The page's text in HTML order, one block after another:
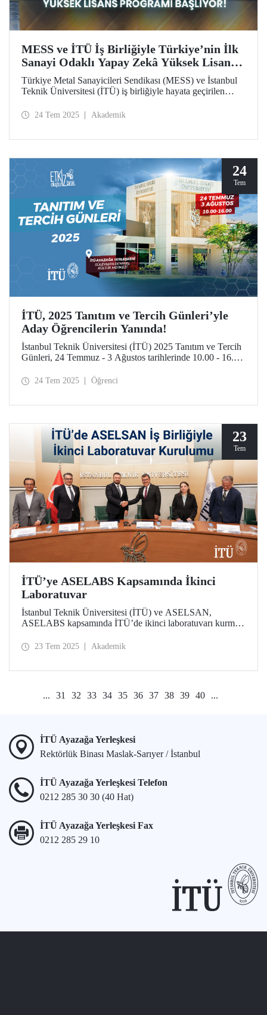
MESS ve İTÜ İş Birliğiyle Türkiye’nin İlk
Sanayi Odaklı Yapay Zekâ Yüksek Lisans
Programı Başlıyor!
Türkiye Metal Sanayicileri Sendikası (MESS) ve İstanbul
Teknik Üniversitesi (İTÜ) iş birliğiyle hayata geçirilen
olmak üzere özel sektördeki profesyonellere bu alanda
24 Tem 2025 Akademik
24
Tem
İTÜ, 2025 Tanıtım ve Tercih Günleri’yle
Aday Öğrencilerin Yanında!
İstanbul Teknik Üniversitesi (İTÜ) 2025 Tanıtım ve Tercih
Günleri, 24 Temmuz - 3 Ağustos tarihlerinde 10.00 - 16.00
yerleşkelerine bekliyor.
24 Tem 2025 Öğrenci
23
Tem
İTÜ’ye ASELABS Kapsamında İkinci
Laboratuvar
İstanbul Teknik Üniversitesi (İTÜ) ve ASELSAN,
ASELABS kapsamında İTÜ’de ikinci laboratuvarı kurmak
Malzeme Teknolojileri Laboratuvarı protokolü üniversite-
23 Tem 2025 Akademik
... 31 32 33 34 35 36 37 38 39 40 ...
İTÜ Ayazağa Yerleşkesi
Rektörlük Binası Maslak-Sarıyer / İstanbul
İTÜ Ayazağa Yerleşkesi Telefon
0212 285 30 30 (40 Hat)
İTÜ Ayazağa Yerleşkesi Fax
0212 285 29 10